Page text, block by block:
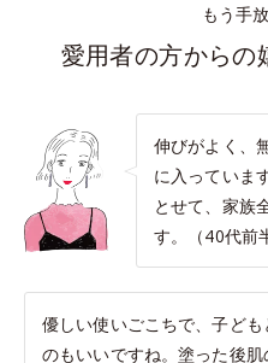
もう手
愛用者の方からの
伸びがよく、
に入っていま
とせて、家族
す。（40代前
優しい使いごこちで、子ど
のもいいですね。塗った後肌